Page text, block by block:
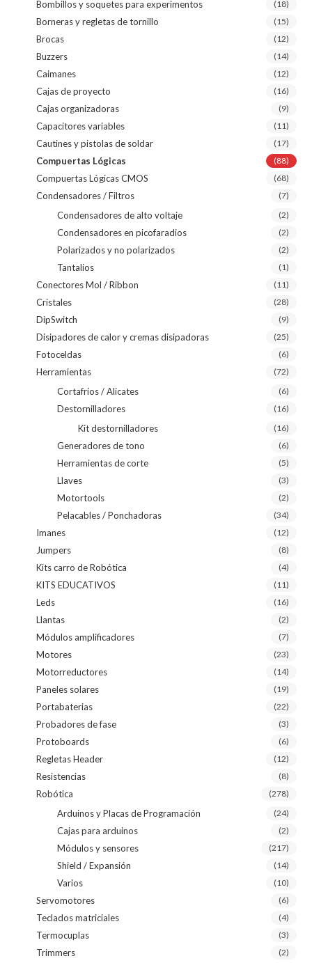
Bombillos y soquetes para experimentos (18)
Borneras y regletas de tornillo (15)
Brocas (12)
Buzzers (14)
Caimanes (12)
Cajas de proyecto (16)
Cajas organizadoras (9)
Capacitores variables (11)
Cautines y pistolas de soldar (17)
Compuertas Lógicas (88)
Compuertas Lógicas CMOS (68)
Condensadores / Filtros (7)
Condensadores de alto voltaje (2)
Condensadores en picofaradios (2)
Polarizados y no polarizados (2)
Tantalios (1)
Conectores Mol / Ribbon (11)
Cristales (28)
DipSwitch (9)
Disipadores de calor y cremas disipadoras (25)
Fotoceldas (6)
Herramientas (72)
Cortafríos / Alicates (6)
Destornilladores (16)
Kit destornilladores (16)
Generadores de tono (6)
Herramientas de corte (5)
Llaves (3)
Motortools (2)
Pelacables / Ponchadoras (34)
Imanes (12)
Jumpers (8)
Kits carro de Robótica (4)
KITS EDUCATIVOS (11)
Leds (16)
Llantas (2)
Módulos amplificadores (7)
Motores (23)
Motorreductores (14)
Paneles solares (19)
Portabaterias (22)
Probadores de fase (3)
Protoboards (6)
Regletas Header (12)
Resistencias (8)
Robótica (278)
Arduinos y Placas de Programación (24)
Cajas para arduinos (2)
Módulos y sensores (217)
Shield / Expansión (14)
Varios (10)
Servomotores (6)
Teclados matriciales (4)
Termocuplas (3)
Trimmers (2)